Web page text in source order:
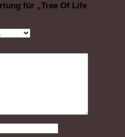
für „Tree Of Life